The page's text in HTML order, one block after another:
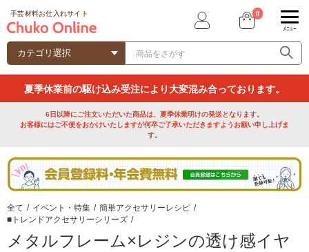
手芸材料お仕入れサイト 0
ﾒﾆｭｰ
夏季休業前の駆け込み受注により大変混み合っております。
6日以降にご注文いただいた商品は、夏季休業明けの発送となります。
お客様にはご不便をおかけいたしますが何卒ご了承いただきますようお願い申し上げま
す。
全て / イベント・特集 / 簡単アクセサリーレシピ /
■トレンドアクセサリーシリーズ /
メタルフレーム×レジンの透け感イヤ